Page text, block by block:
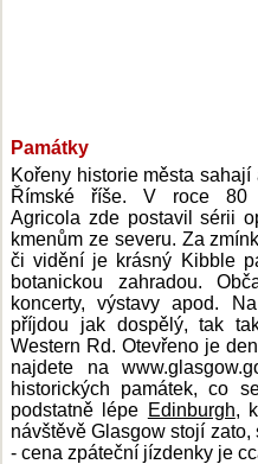
Památky
Kořeny historie města
Římské říše. V roce 80
Agricola zde postavil sérii
kmenům ze severu. Za
či vidění je krásný Kibble
botanickou zahradou.
koncerty, výstavy apod.
příjdou jak dospělý, tak
Western Rd. Otevřeno je
najdete na
historických památek, co
podstatně lépe Edinburgh,
návštěvě Glasgow stojí zato,
- cena zpáteční jízdenky je